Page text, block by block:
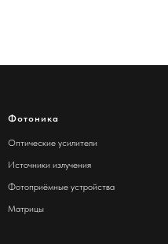
Фотоника
Оптические усилители
Источники излучения
Фотоприёмные устройства
Матрицы